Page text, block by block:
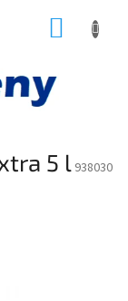
5 l 938030